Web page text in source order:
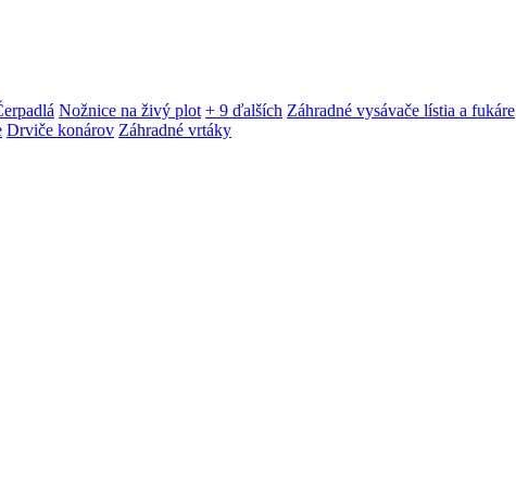
Nožnice na živý plot + 9 ďalších Záhradné vysávače lístia a fukáre
Drviče konárov Záhradné vrtáky